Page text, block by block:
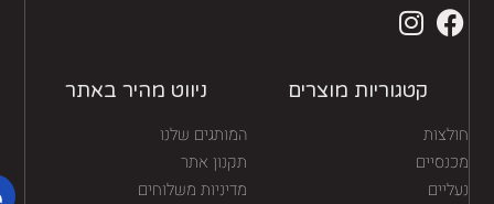
קטגוריות מוצרים
ניווט מהיר באתר
המותגים שלנו
תקנון אתר
מדיניות משלוחים